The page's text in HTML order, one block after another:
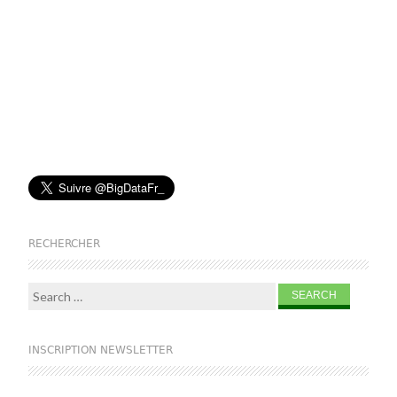
RECHERCHER
Search for:
INSCRIPTION NEWSLETTER